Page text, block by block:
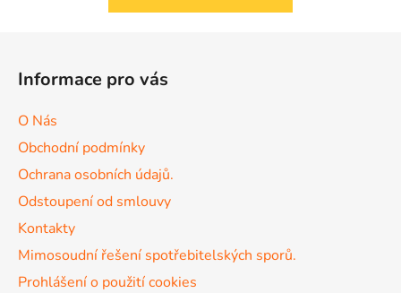
Informace pro vás
O Nás
Obchodní podmínky
Ochrana osobních údajů.
Odstoupení od smlouvy
Kontakty
Mimosoudní řešení spotřebitelských sporů.
Prohlášení o použití cookies